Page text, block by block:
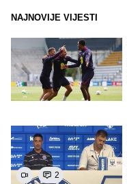
NAJNOVIJE VIJESTI
2